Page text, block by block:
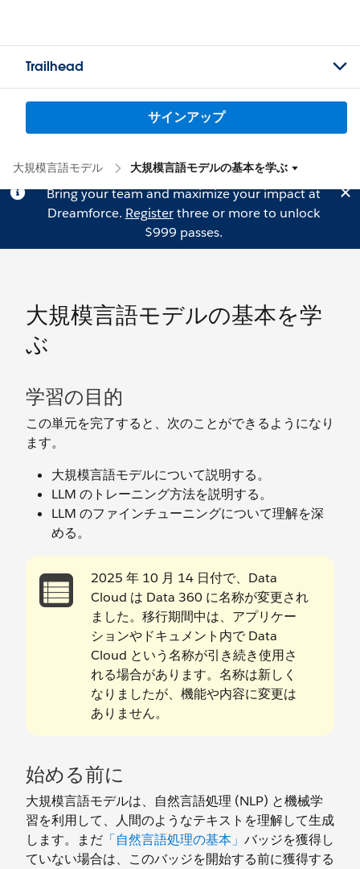
Trailhead
サインアップ
大規模言語モデル 大規模言語モデルの基本を学ぶ
Bring your team and maximize your impact at
Dreamforce. Registerthree or more to unlock
$999 passes.
大規模言語モデルの基本を学
ぶ
学習の目的
この単元を完了すると、次のことができるようになり
ます。
大規模言語モデルについて説明する。
LLM のトレーニング方法を説明する。
LLM のファインチューニングについて理解を深
める。
2025 年 10 月 14 日付で、Data
Cloud は Data 360 に名称が変更され
ました。移行期間中は、アプリケー
ションやドキュメント内で Data
Cloud という名称が引き続き使用さ
れる場合があります。名称は新しく
なりましたが、機能や内容に変更は
ありません。
始める前に
大規模言語モデルは、自然言語処理 (NLP) と機械学
習を利用して、人間のようなテキストを理解して生成
します。まだ 「自然言語処理の基本」 バッジを獲得し
ていない場合は、このバッジを開始する前に獲得する